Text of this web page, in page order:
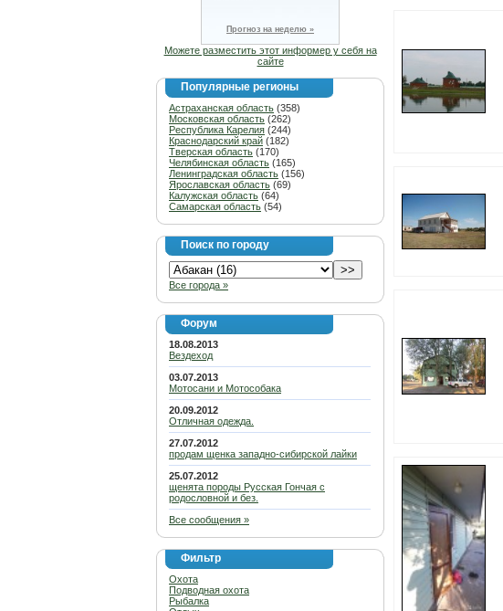
Прогноз на неделю »
Можете разместить этот информер у себя на
сайте
Популярные регионы
Астраханская область (358)
Московская область (262)
Республика Карелия (244)
Краснодарский край (182)
Тверская область (170)
Челябинская область (165)
Ленинградская область (156)
Ярославская область (69)
Калужская область (64)
Самарская область (54)
Поиск по городу
Все города »
Форум
18.08.2013
Вездеход
03.07.2013
Мотосани и Мотособака
20.09.2012
Отличная одежда.
27.07.2012
продам щенка западно-сибирской лайки
25.07.2012
щенята породы Русская Гончая с
родословной и без.
Все сообщения »
Фильтр
Охота
Подводная охота
Рыбалка